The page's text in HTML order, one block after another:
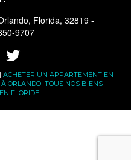
Florida, 32819 -
9707
| ACHETER UN APPARTEMENT EN
ORLANDO| TOUS NOS BIENS
FLORIDE